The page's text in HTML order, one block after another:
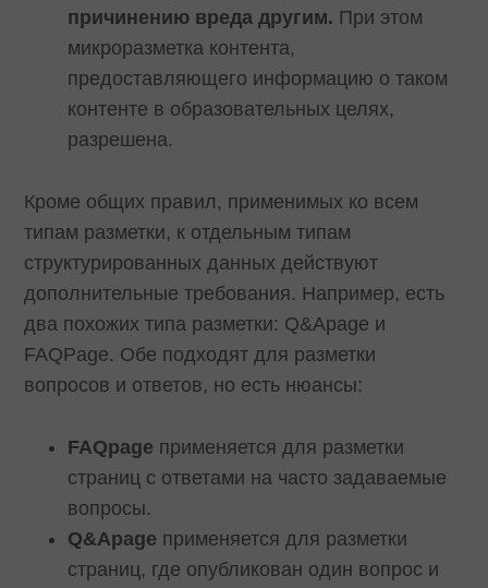
причинению вреда другим. При этом
микроразметка контента,
предоставляющего информацию о таком
контенте в образовательных целях,
разрешена.
Кроме общих правил, применимых ко всем
типам разметки, к отдельным типам
структурированных данных действуют
дополнительные требования. Например, есть
два похожих типа разметки: Q&Apage и
FAQPage. Обе подходят для разметки
вопросов и ответов, но есть нюансы:
FAQpage применяется для разметки
страниц с ответами на часто задаваемые
вопросы.
Q&Apage применяется для разметки
страниц, где опубликован один вопрос и